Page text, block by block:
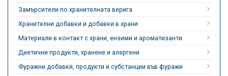
Замърсители по хранителната верига
Хранителни добавки и добавки в храни
Материали в контакт с храни, ензими и ароматизанти
Диетични продукти, хранене и алергени
Фуражни добавки, продукти и субстанции във фуражи